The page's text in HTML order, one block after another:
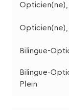
Opticien(ne),
Opticien(ne),
Bilingue-
Bilingue-
Plein